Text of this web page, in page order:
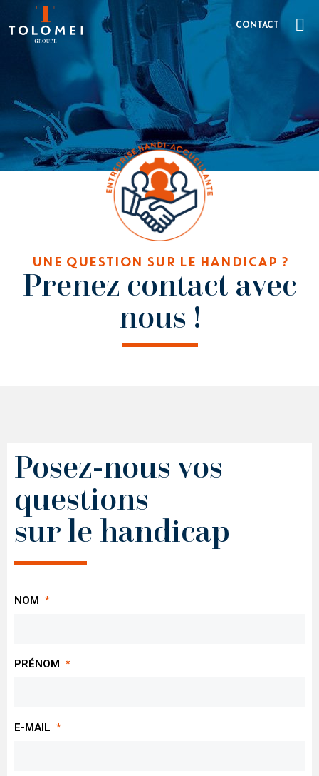
CONTACT
UNE QUESTION SUR LE HANDICAP ?
Prenez contact avec
nous !
Posez-nous vos
questions
sur le handicap
NOM *
PRÉNOM *
E-MAIL *